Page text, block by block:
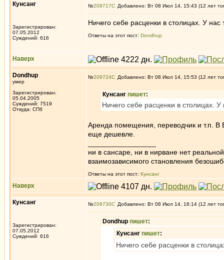
Кунсанг
Зарегистрирован:
07.05.2012
Суждений: 616
№209717 Добавлено: Вт 08 Июл 14, 15:43 (12 лет
Ничего себе расценки в столицах. У
Ответы на этот пост: Dondhup
Наверх
Dondhup
умер
Зарегистрирован:
05.04.2005
Суждений: 7519
Откуда: СПб
№209724 Добавлено: Вт 08 Июл 14, 15:53 (12 лет
Кунсанг пишет:
Ничего себе расценки в столицах.
Аренда помещения, переводчик и т.п. В
еще дешевле.
ни в сансаре, ни в нирване нет
взаимозависимого становления
Ответы на этот пост: Кунсанг
Наверх
Кунсанг
Зарегистрирован:
07.05.2012
Суждений: 616
№209730 Добавлено: Вт 08 Июл 14, 16:14 (12 лет
Dondhup пишет:
Кунсанг пишет:
Ничего себе расценки в